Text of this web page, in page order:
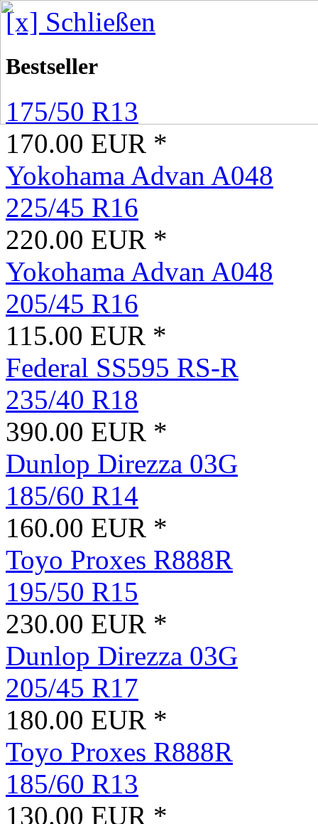
[x] Schließen
Bestseller
175/50 R13
170.00 EUR *
Yokohama Advan A048
225/45 R16
220.00 EUR *
Yokohama Advan A048
205/45 R16
115.00 EUR *
Federal SS595 RS-R
235/40 R18
390.00 EUR *
Dunlop Direzza 03G
185/60 R14
160.00 EUR *
Toyo Proxes R888R
195/50 R15
230.00 EUR *
Dunlop Direzza 03G
205/45 R17
180.00 EUR *
Toyo Proxes R888R
185/60 R13
130.00 EUR *